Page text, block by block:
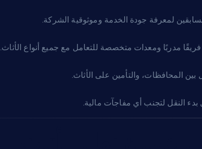
لمعرفة جودة الخدمة وموثوقية الشركة.
مدربًا ومعدات متخصصة للتعامل مع جميع أنواع الأثاث.
بين المحافظات، والتأمين على الأثاث.
النقل لتجنب أي مفاجآت مالية.